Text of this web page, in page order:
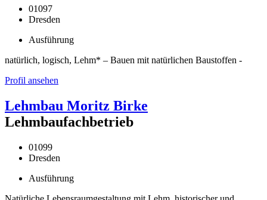
01097
Dresden
Ausführung
natürlich, logisch, Lehm* – Bauen mit natürlichen Baustoffen -
Profil ansehen
Lehmbau Moritz Birke
Lehmbaufachbetrieb
01099
Dresden
Ausführung